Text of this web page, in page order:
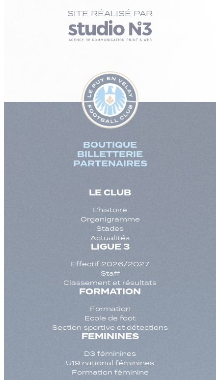
SITE RÉALISÉ PAR
BOUTIQUE
BILLETTERIE
PARTENAIRES
LE CLUB
L’histoire
Organigramme
Stades
Actualités
LIGUE 3
Effectif 2026/2027
Staff
Classement et résultats
FORMATION
Formation
Ecole de foot
Section sportive et détections
FEMININES
D3 féminines
U19 national féminines
Formation féminine